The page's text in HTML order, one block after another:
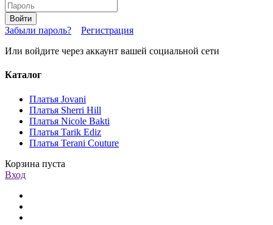
Войти
Забыли пароль?
Регистрация
Или войдите через аккаунт вашей социальной сети
Каталог
Платья Jovani
Платья Sherri Hill
Платья Nicole Bakti
Платья Tarik Ediz
Платья Terani Couture
Корзина пуста
Вход